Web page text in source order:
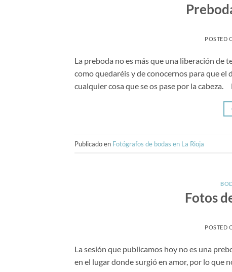
POSTED
La preboda no es más que una liberación de
como quedaréis y de conocernos para que
cualquier cosa que se os pase por la
Publicado en Fotógrafos de bodas en La Rioja
Fotos
POSTED
La sesión que publicamos hoy no es una
en el lugar donde surgió en amor, por lo que